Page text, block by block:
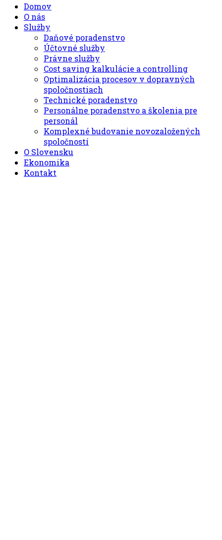
Domov
O nás
Služby
Daňové poradenstvo
Účtovné služby
Právne služby
Cost saving kalkulácie a controlling
Optimalizácia procesov v dopravných
spoločnostiach
Technické poradenstvo
Personálne poradenstvo a školenia pre
personál
Komplexné budovanie novozaložených
spoločností
O Slovensku
Ekonomika
Kontakt